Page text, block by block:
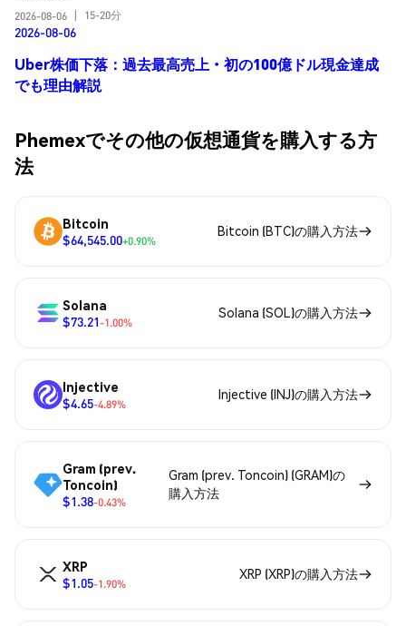
2026-08-06
15-20分
2026-08-06
Uber株価下落：過去最高売上・初の100億ドル現金達成
でも理由解説
Phemexでその他の仮想通貨を購入する方
法
Bitcoin
$64,545.00+0.90%
Bitcoin (BTC)の購入方法
Solana
$73.21-1.00%
Solana (SOL)の購入方法
Injective
$4.65-4.89%
Injective (INJ)の購入方法
Gram (prev.
Toncoin)
$1.38-0.43%
Gram (prev. Toncoin) (GRAM)の
購入方法
XRP
$1.05-1.90%
XRP (XRP)の購入方法